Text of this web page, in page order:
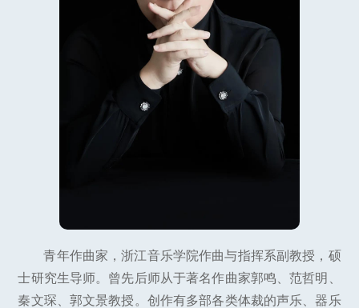
青年作曲家，浙江音乐学院作曲与指挥系副教授，硕
士研究生导师。曾先后师从于著名作曲家郭鸣、范哲明、
秦文琛、郭文景教授。创作有多部各类体裁的声乐、器乐